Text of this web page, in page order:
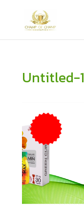
Untitled-1